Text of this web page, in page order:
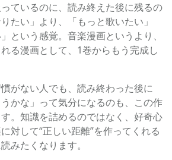
ているのに、読み終えた後に残るの
たい」より、「もっと歌いたい」
という感覚。音楽漫画というより、
る漫画として、1巻からもう完成し
がない人でも、読み終わった後に
うかな」って気分になるのも、この作
。知識を詰めるのではなく、好奇心
対して“正しい距離”を作ってくれる
みたくなります。